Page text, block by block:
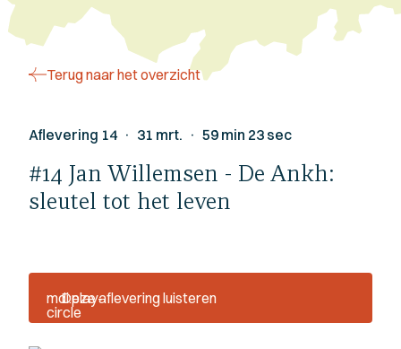
Terug naar het overzicht
Aflevering 14 · 31 mrt. · 59 min 23 sec
#14 Jan Willemsen - De Ankh:
sleutel tot het leven
mdi:play-
circle
Deze aflevering luisteren